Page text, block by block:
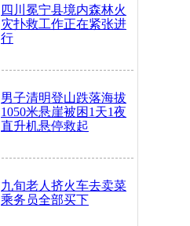
四川冕宁县境内森林火
灾扑救工作正在紧张进
行
男子清明登山跌落海拔
1050米悬崖被困1天1夜
直升机悬停救起
九旬老人挤火车去卖菜
乘务员全部买下